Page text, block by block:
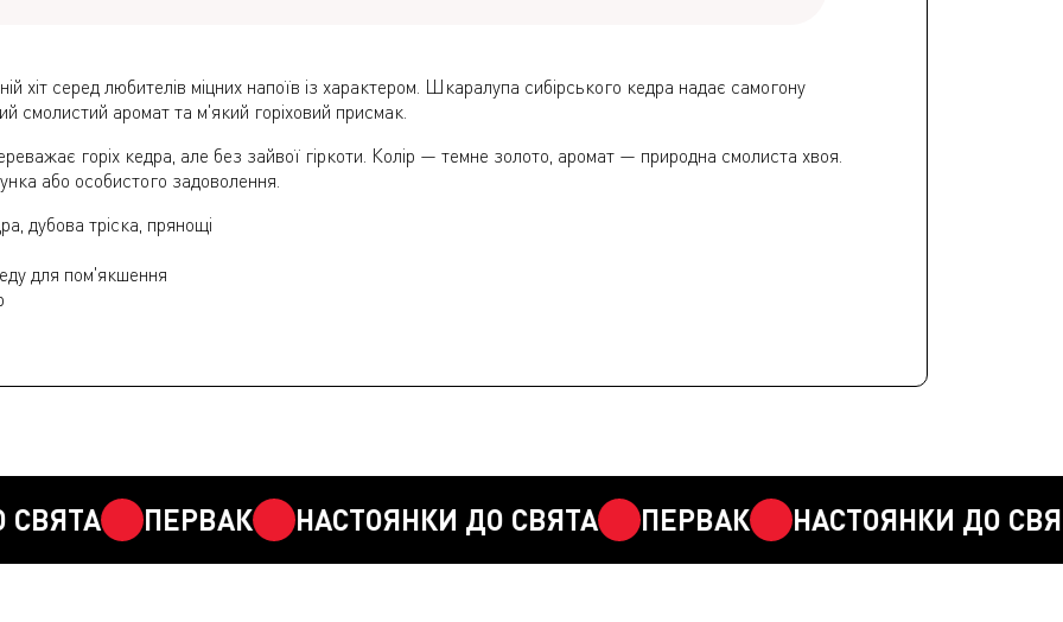
хіт серед любителів міцних напоїв із характером. Шкаралупа сибірського кедра надає самогону
смолистий аромат та м'який горіховий присмак.
горіх кедра, але без зайвої гіркоти. Колір — темне золото, аромат — природна смолиста хвоя.
або особистого задоволення.
дубова тріска, прянощі
для пом'якшення
ПЕРВАК НАСТОЯНКИ ДО СВЯТА ПЕРВАК НАСТОЯНКИ ДО СВЯТА